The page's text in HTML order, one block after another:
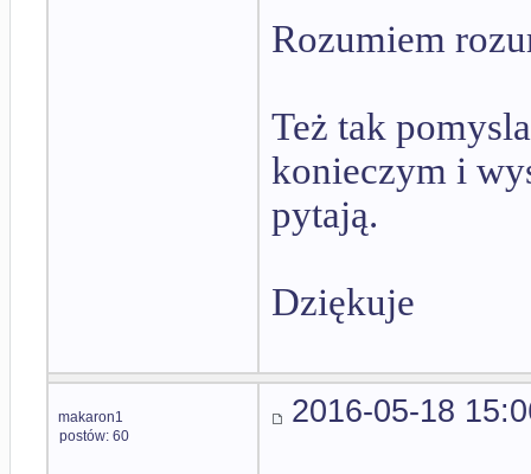
Rozumiem
Też tak
konieczym i
pytają.
Dziękuje
makaron1
postów: 60
2016-05-18